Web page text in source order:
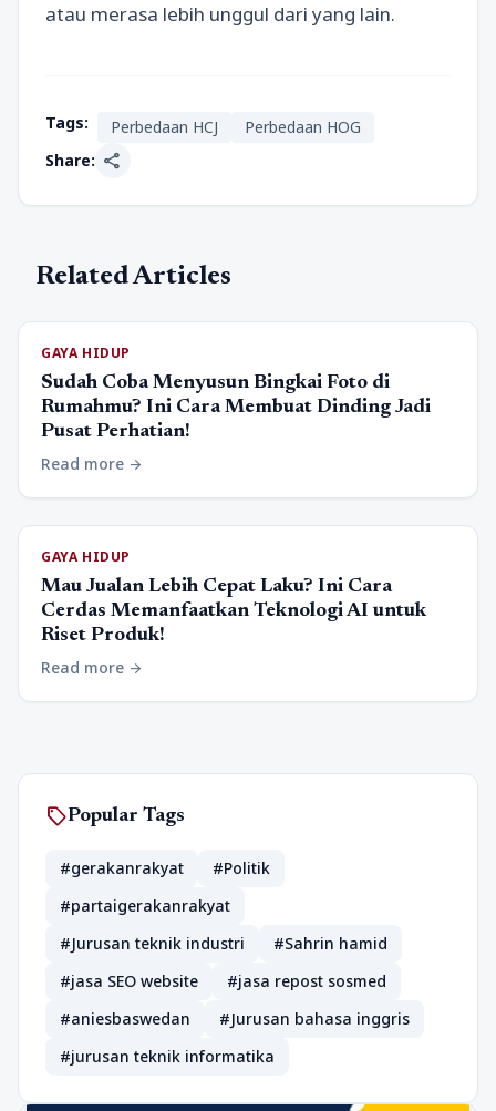
atau merasa lebih unggul dari yang lain.
Tags: Perbedaan HCJ
Perbedaan HOG
Share: share
Related Articles
GAYA HIDUP
Sudah Coba Menyusun Bingkai Foto di
Rumahmu? Ini Cara Membuat Dinding Jadi
Pusat Perhatian!
Read more arrow_forward
GAYA HIDUP
Mau Jualan Lebih Cepat Laku? Ini Cara
Cerdas Memanfaatkan Teknologi AI untuk
Riset Produk!
Read more arrow_forward
sellPopular Tags
#gerakanrakyat
#Politik
#partaigerakanrakyat
#Jurusan teknik industri
#Sahrin hamid
#jasa SEO website
#jasa repost sosmed
#aniesbaswedan
#Jurusan bahasa inggris
#jurusan teknik informatika